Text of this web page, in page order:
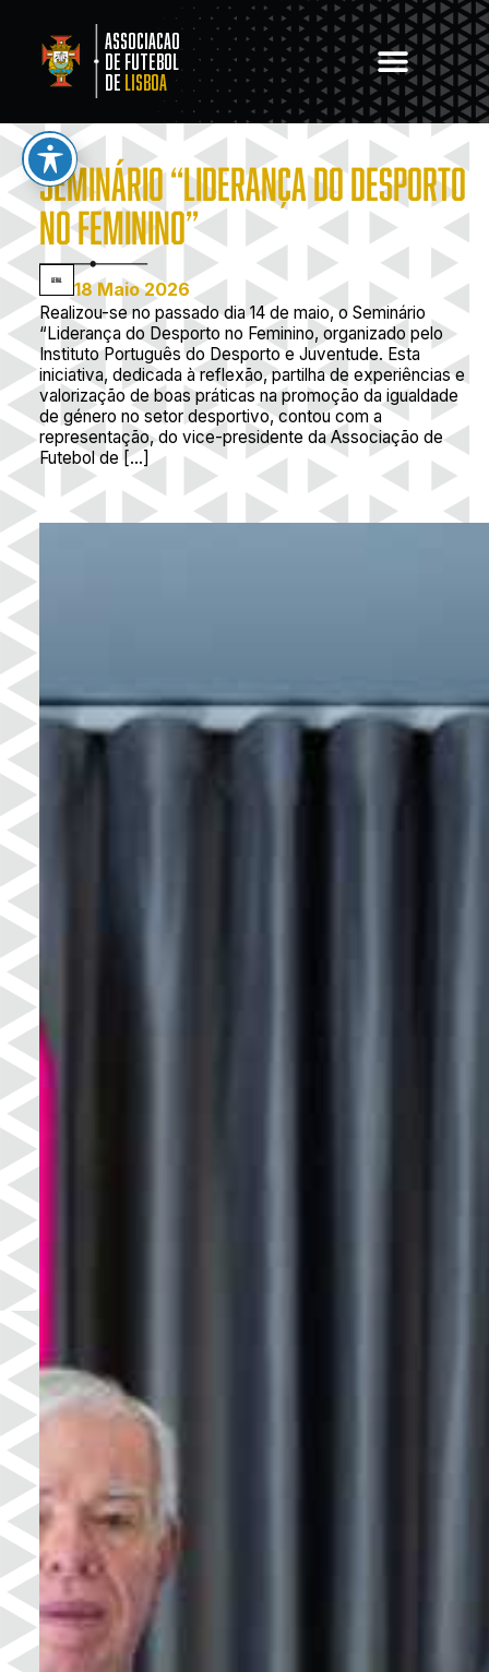
Associacao
de Futebol
de Lisboa
SEMINÁRIO “LIDERANÇA DO DESPORTO
NO FEMININO”
Geral 18 Maio 2026
Realizou-se no passado dia 14 de maio, o Seminário
“Liderança do Desporto no Feminino, organizado pelo
Instituto Português do Desporto e Juventude. Esta
iniciativa, dedicada à reflexão, partilha de experiências e
valorização de boas práticas na promoção da igualdade
de género no setor desportivo, contou com a
representação, do vice-presidente da Associação de
Futebol de […]